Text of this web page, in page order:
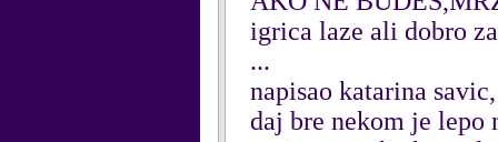
igrica laze ali dobro
...
napisao katarina
daj bre nekom je lepo